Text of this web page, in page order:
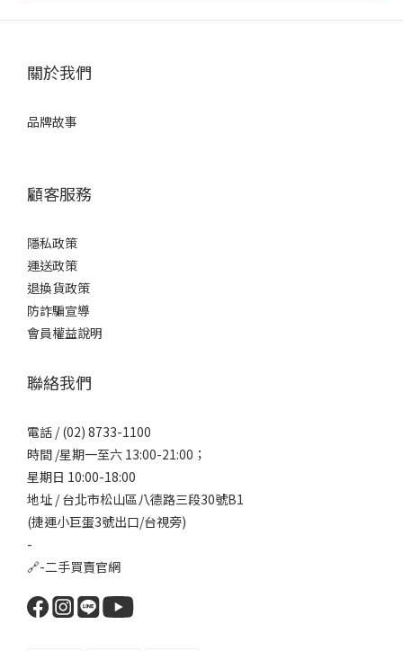
關於我們
品牌故事
顧客服務
隱私政策
運送政策
退換貨政策
防詐騙宣導
會員權益說明
聯絡我們
電話 / (02) 8733-1100
時間 /星期一至六 13:00-21:00；
星期日 10:00-18:00
地址 / 台北市松山區八德路三段30號B1
(捷運小巨蛋3號出口/台視旁)
-
🔗-二手買賣官網